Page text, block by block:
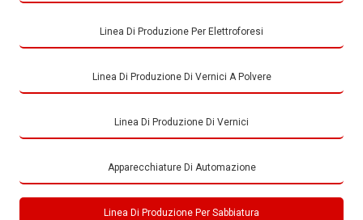
Linea Di Produzione Per Elettroforesi
Linea Di Produzione Di Vernici A Polvere
Linea Di Produzione Di Vernici
Apparecchiature Di Automazione
Linea Di Produzione Per Sabbiatura